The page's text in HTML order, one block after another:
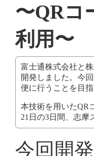
〜QRコ
利用〜
富士通株式会社と
開発しました。今
便に行うことを目指
本技術を用いたQR
21日の3日間、志摩
今回開